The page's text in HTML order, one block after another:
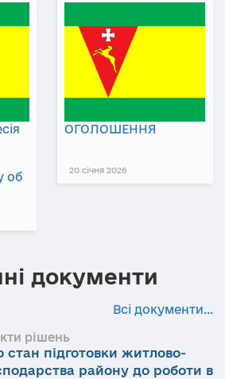
об
ОГОЛОШЕННЯ
20 січня 2026
документи
Всі документи...
рішень
стан підготовки житлово-
району до роботи в